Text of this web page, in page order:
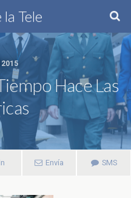
Tele
Hace Las
Envía SMS